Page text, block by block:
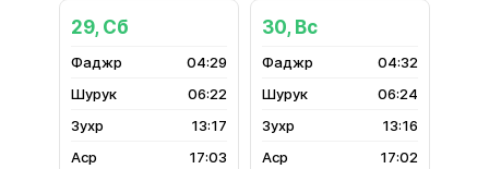
29, Сб
04:29
06:22
13:17
17:03
30, Вс
04:32
06:24
13:16
17:02